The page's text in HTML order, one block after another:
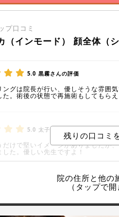
プ口コミ
（インモード） 顔全体（
5.0 黒霧さんの評価
ングは院長が行い、優しそうな雰囲
た。術後の状態で再施術もしてもら
5.0 太子さんの評価
だけで堅いイメージがありましたが
た。優しい先生ですよ！
院の住所と他の
（タップで開